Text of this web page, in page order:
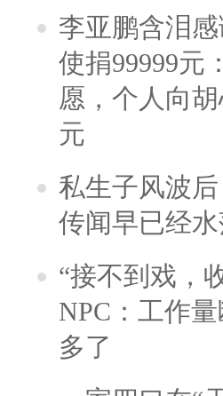
李亚鹏含泪
使捐99999元
愿，个人向
元
私生子风波
传闻早已经
“接不到戏，
NPC：工作
多了